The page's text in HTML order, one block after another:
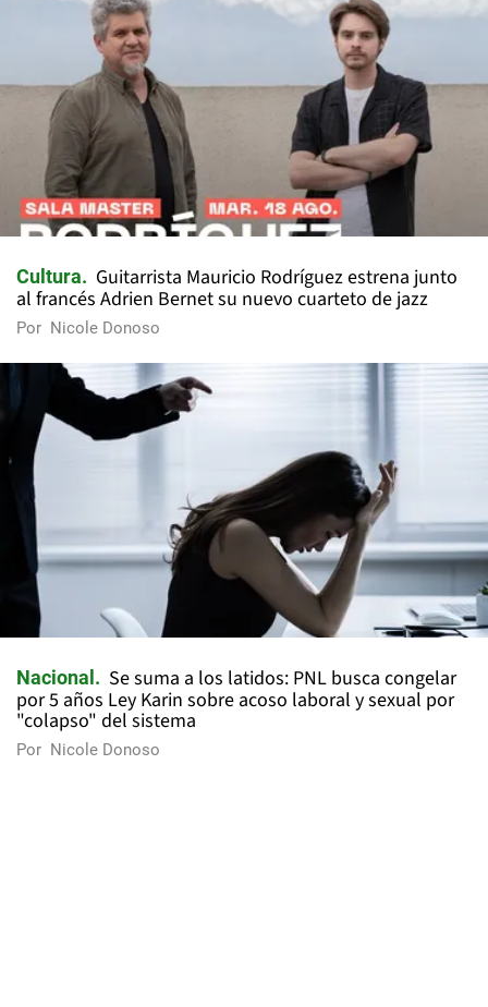
Cultura
Guitarrista Mauricio Rodríguez estrena junto
al francés Adrien Bernet su nuevo cuarteto de jazz
Por Nicole Donoso
Nacional
Se suma a los latidos: PNL busca congelar
por 5 años Ley Karin sobre acoso laboral y sexual por
"colapso" del sistema
Por Nicole Donoso